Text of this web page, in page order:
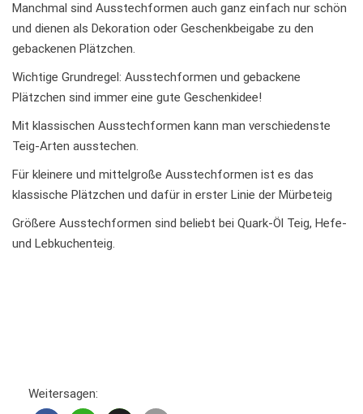
Manchmal sind Ausstechformen auch ganz einfach nur schön
und dienen als Dekoration oder Geschenkbeigabe zu den
gebackenen Plätzchen.
Wichtige Grundregel: Ausstechformen und gebackene
Plätzchen sind immer eine gute Geschenkidee!
Mit klassischen Ausstechformen kann man verschiedenste
Teig-Arten ausstechen.
Für kleinere und mittelgroße Ausstechformen ist es das
klassische Plätzchen und dafür in erster Linie der Mürbeteig
Größere Ausstechformen sind beliebt bei Quark-Öl Teig, Hefe-
und Lebkuchenteig.
Weitersagen: